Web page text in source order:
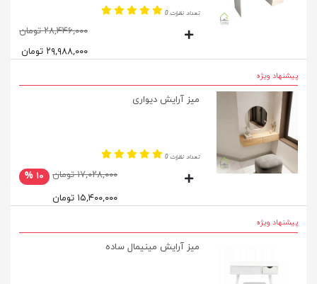
تعداد نظرات 0
۲۸,۴۴۶,۰۰۰ تومان
۲۹,۹۸۸,۰۰۰ تومان
پیشنهاد ویژه
میز آرایش دیواری
تعداد نظرات 0
۱۷,۰۲۸,۰۰۰ تومان
۱۰ %
۱۵,۴۰۰,۰۰۰ تومان
پیشنهاد ویژه
میز آرایش مینیمال ساده